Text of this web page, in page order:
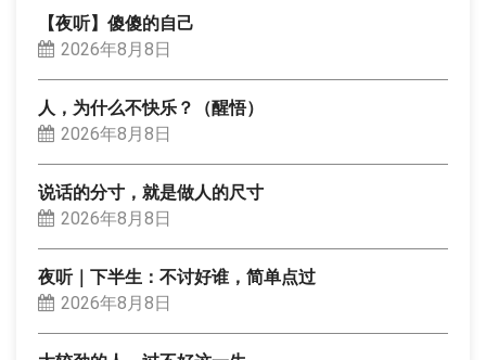
【夜听】傻傻的自己
2026年8月8日
人，为什么不快乐？（醒悟）
2026年8月8日
说话的分寸，就是做人的尺寸
2026年8月8日
夜听｜下半生：不讨好谁，简单点过
2026年8月8日